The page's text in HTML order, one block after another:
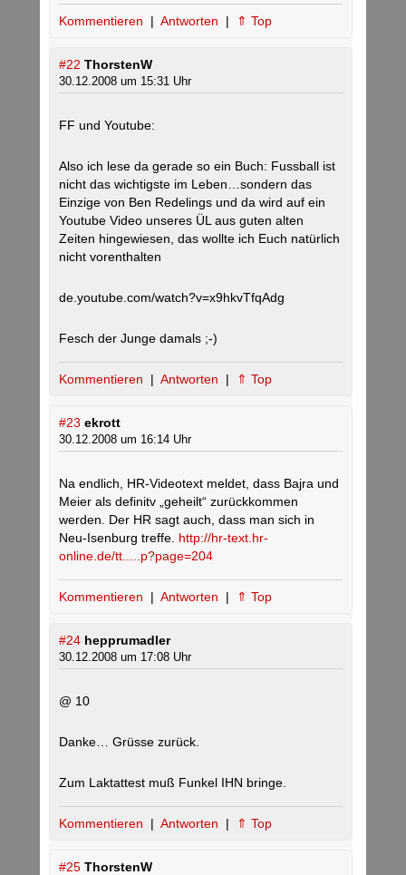
Kommentieren | Antworten | ⇑ Top
#22 ThorstenW
30.12.2008 um 15:31 Uhr
FF und Youtube:
Also ich lese da gerade so ein Buch: Fussball ist
nicht das wichtigste im Leben…sondern das
Einzige von Ben Redelings und da wird auf ein
Youtube Video unseres ÜL aus guten alten
Zeiten hingewiesen, das wollte ich Euch natürlich
nicht vorenthalten
de.youtube.com/watch?v=x9hkvTfqAdg
Fesch der Junge damals ;-)
Kommentieren | Antworten | ⇑ Top
#23 ekrott
30.12.2008 um 16:14 Uhr
Na endlich, HR-Videotext meldet, dass Bajra und
Meier als definitv „geheilt“ zurückkommen
werden. Der HR sagt auch, dass man sich in
Neu-Isenburg treffe. http://hr-text.hr-
online.de/tt.....p?page=204
Kommentieren | Antworten | ⇑ Top
#24 hepprumadler
30.12.2008 um 17:08 Uhr
@ 10
Danke… Grüsse zurück.
Zum Laktattest muß Funkel IHN bringe.
Kommentieren | Antworten | ⇑ Top
#25 ThorstenW